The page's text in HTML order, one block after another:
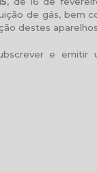
de gás, bem
destes
e emitir